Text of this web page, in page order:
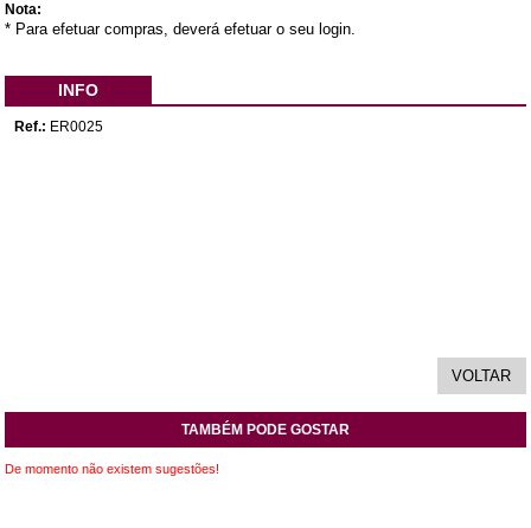
Nota:
* Para efetuar compras, deverá efetuar o seu login.
INFO
Ref.: ER0025
TAMBÉM PODE GOSTAR
De momento não existem sugestões!